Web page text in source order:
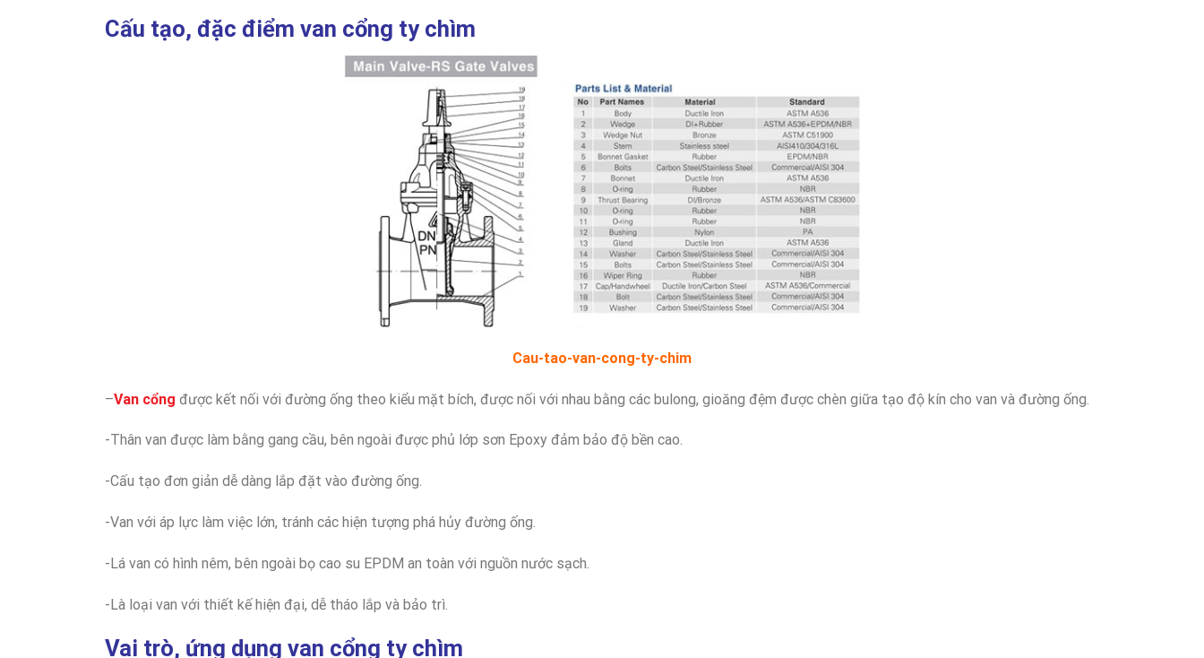
Cấu tạo, đặc điểm van cổng ty chìm
Cau-tao-van-cong-ty-chim
–Van cổng được kết nối với đường ống theo kiểu mặt bích, được nối với nhau bằng các bulong, gioăng đệm được chèn giữa tạo độ kín cho van và đường ống.
-Thân van được làm bằng gang cầu, bên ngoài được phủ lớp sơn Epoxy đảm bảo độ bền cao.
-Cấu tạo đơn giản dễ dàng lắp đặt vào đường ống.
-Van với áp lực làm việc lớn, tránh các hiện tượng phá hủy đường ống.
-Lá van có hình nêm, bên ngoài bọ cao su EPDM an toàn với nguồn nước sạch.
-Là loại van với thiết kế hiện đại, dễ tháo lắp và bảo trì.
Vai trò, ứng dụng van cổng ty chìm